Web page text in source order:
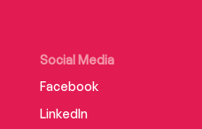
Social Media
Facebook
LinkedIn